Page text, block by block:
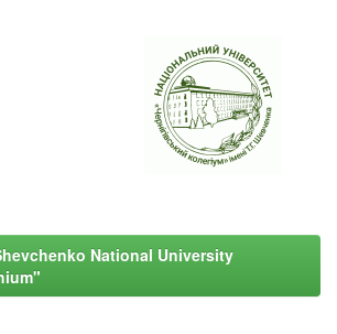
National University